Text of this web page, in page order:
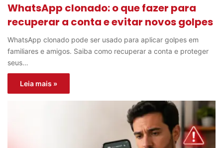
WhatsApp clonado: o que fazer para
recuperar a conta e evitar novos golpes
WhatsApp clonado pode ser usado para aplicar golpes em
familiares e amigos. Saiba como recuperar a conta e proteger
seus…
Leia mais »